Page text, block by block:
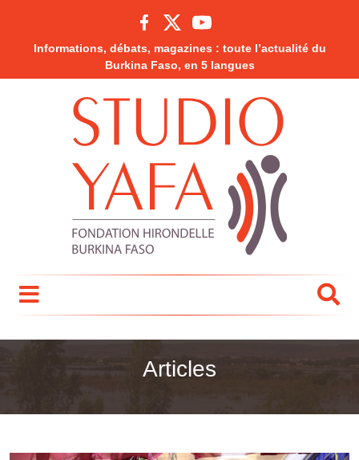
Informations, débats, magazines : toute l’actualité du
Burkina Faso, en 5 langues
Articles